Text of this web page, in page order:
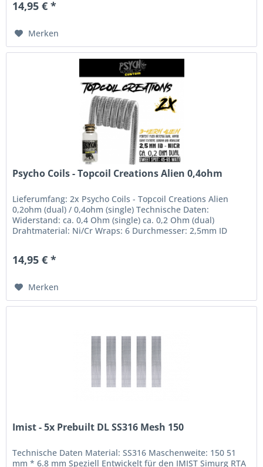
14,95 € *
Merken
Psycho Coils - Topcoil Creations Alien 0,4ohm
Lieferumfang: 2x Psycho Coils - Topcoil Creations Alien
0,2ohm (dual) / 0,4ohm (single) Technische Daten:
Widerstand: ca. 0,4 Ohm (single) ca. 0,2 Ohm (dual)
Drahtmaterial: Ni/Cr Wraps: 6 Durchmesser: 2,5mm ID
14,95 € *
Merken
Imist - 5x Prebuilt DL SS316 Mesh 150
Technische Daten Material: SS316 Maschenweite: 150 51
mm * 6.8 mm Speziell Entwickelt für den IMIST Simurg RTA